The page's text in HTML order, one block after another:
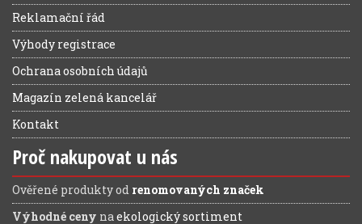
Reklamační řád
Výhody registrace
Ochrana osobních údajů
Magazín zelená kancelář
Kontakt
Proč nakupovat u nás
Ověřené produkty od renomovaných značek
Výhodné ceny na ekologický sortiment